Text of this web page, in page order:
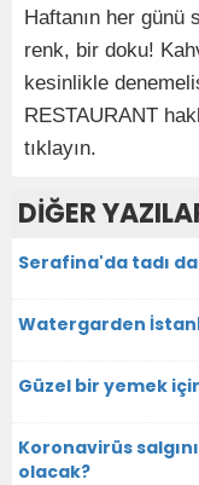
Haftanın her günü
renk, bir doku!
kesinlikle
RESTAURANT
tıklayın.
DİĞER
Serafina'da tadı
Watergarden
Güzel bir yemek
Koronavirüs
olacak?